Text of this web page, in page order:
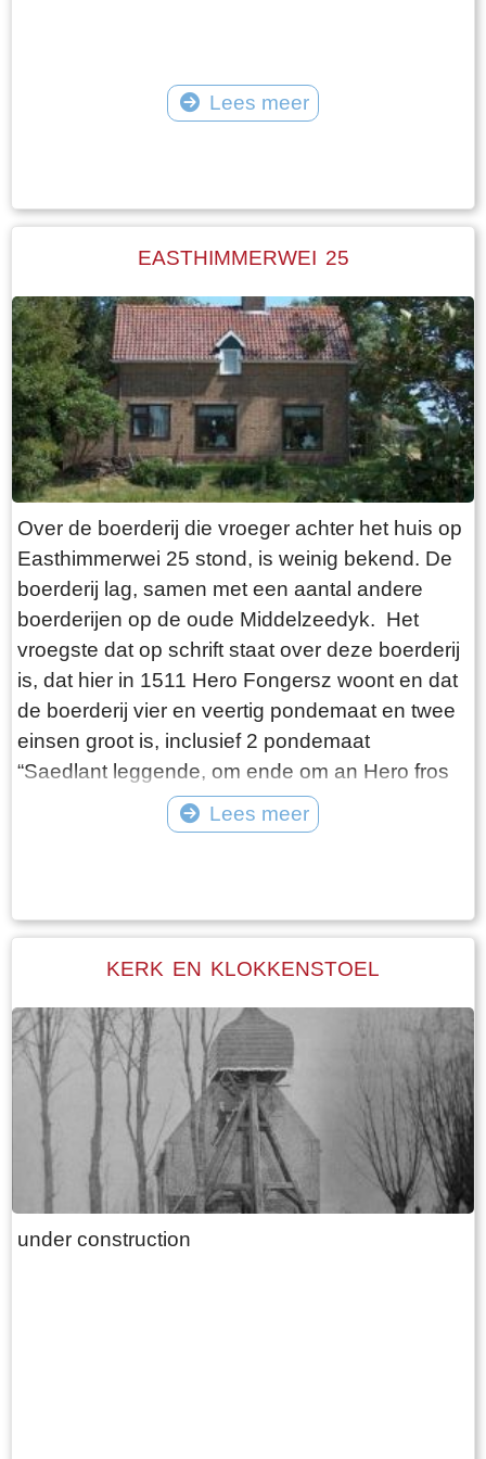
Lees meer
EASTHIMMERWEI 25
Over de boerderij die vroeger achter het huis op
Easthimmerwei 25 stond, is weinig bekend. De
boerderij lag, samen met een aantal andere
boerderijen op de oude Middelzeedyk. Het
vroegste dat op schrift staat over deze boerderij
is, dat hier in 1511 Hero Fongersz woont en dat
de boerderij vier en veertig pondemaat en twee
einsen groot is, inclusief 2 pondemaat
“Saedlant leggende, om ende om an Hero fros
huijs ende Heem“. Het weiland ligt vanaf de
boerderij tot aan de Mieddyk en het “hoijland” ligt
Folsgara naar de Tsjaerddyk om bij het land te
we lezen in een advertentie van 24 oktober
1787 in de LC: De Secretaris ADEMA, zal op
Dinsdag den 30 October 1787 ’s Na demiddags
om 1 Uur, in het Waapen van Sneek by de
Finale Palm slag verkopen Een uitmuntende
ZATHE en LANDEN met de Huizinge, Schure,
Hovinge en wydere annexen gelegen in
Folsgare, groot in het geheel, 40 een tweede
Lees meer
KERK EN KLOKKENSTOEL
under construction